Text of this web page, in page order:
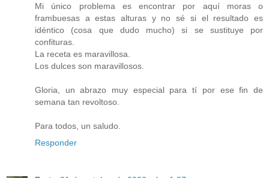
Mi único problema es encontrar por aquí moras o
frambuesas a estas alturas y no sé si el resultado es
idéntico (cosa que dudo mucho) si se sustituye por
confituras.
La receta es maravillosa.
Los dulces son maravillosos.
Gloria, un abrazo muy especial para tí por ese fin de
semana tan revoltoso.
Para todos, un saludo.
Responder